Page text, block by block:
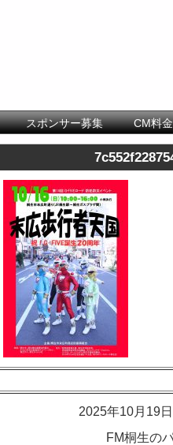
スポンサー募集 CM料
2025年10月19
FM桐生の